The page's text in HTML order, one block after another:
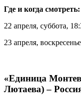
Где и когда смотреть:
22 апреля, суббота,
23 апреля,
«Единица
Лютаева) –